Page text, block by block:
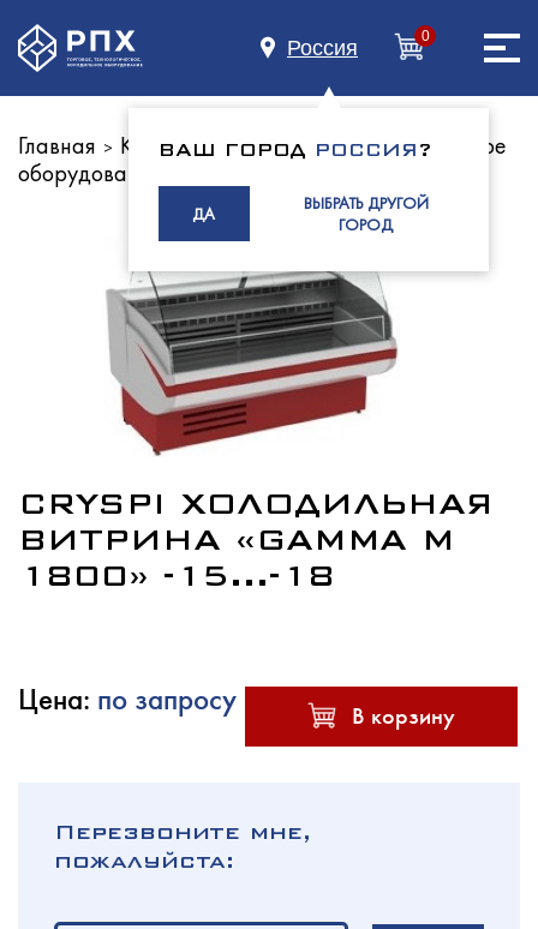
Россия
ВАШ ГОРОД РОССИЯ ?
ДА
ВЫБРАТЬ ДРУГОЙ
ГОРОД
0
О нас
Каталог
Индустриям
Новости
Для покупателей
Главная > Каталог оборудования>Холодильное
оборудование
CRYSPI ХОЛОДИЛЬНАЯ
ВИТРИНА «GAMMA M
1800» -15...-18
Цена: по запросу В корзину
Перезвоните мне,
пожалуйста: